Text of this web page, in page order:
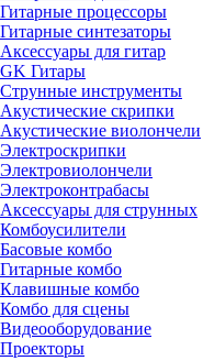
Гитарные процессоры
Гитарные синтезаторы
Аксессуары для гитар
GK Гитары
Струнные инструменты
Акустические скрипки
Акустические виолончели
Электроскрипки
Электровиолончели
Электроконтрабасы
Аксессуары для струнных
Комбоусилители
Басовые комбо
Гитарные комбо
Клавишные комбо
Комбо для сцены
Видеооборудование
Проекторы